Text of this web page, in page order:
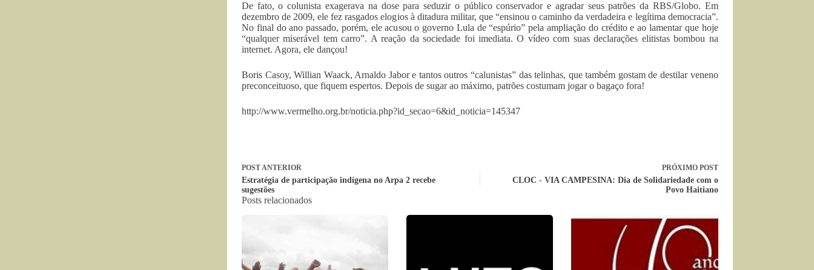
De fato, o colunista exagerava na dose para seduzir o público conservador e agradar seus patrões da RBS/Globo. Em
dezembro de 2009, ele fez rasgados elogios à ditadura militar, que “ensinou o caminho da verdadeira e legítima democracia”.
No final do ano passado, porém, ele acusou o governo Lula de “espúrio” pela ampliação do crédito e ao lamentar que hoje
“qualquer miserável tem carro”. A reação da sociedade foi imediata. O vídeo com suas declarações elitistas bombou na
internet. Agora, ele dançou!
Boris Casoy, Willian Waack, Arnaldo Jabor e tantos outros “calunistas” das telinhas, que também gostam de destilar veneno
preconceituoso, que fiquem espertos. Depois de sugar ao máximo, patrões costumam jogar o bagaço fora!
http://www.vermelho.org.br/noticia.php?id_secao=6&id_noticia=145347
POSTANTERIOR
Estratégia de participação indígena no Arpa 2 recebe
sugestões
PRÓXIMO POST
CLOC - VIA CAMPESINA: Dia de Solidariedade com o
Povo Haitiano
Posts relacionados